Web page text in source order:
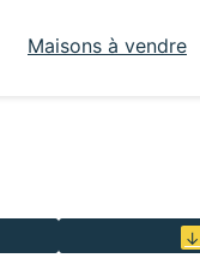
Maisons à vendre